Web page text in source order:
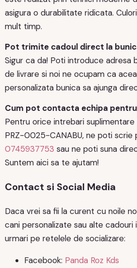
asigura o durabilitate ridicata.
mult timp.
Pot trimite cadoul direct la
Sigur ca da! Poti introduce adresa
de livrare si noi ne ocupam ca
personalizata bunica sa ajunga
Cum pot contacta echipa
Pentru orice intrebari
PRZ-0025-CANABU, ne poti scrie
0745937753 sau ne poti suna
Suntem aici sa te ajutam!
Contact si Social Media
Daca vrei sa fii la curent cu noile
cani personalizate sau alte cadouri
urmari pe retelele de socializare:
Facebook: Panda Roz Kds